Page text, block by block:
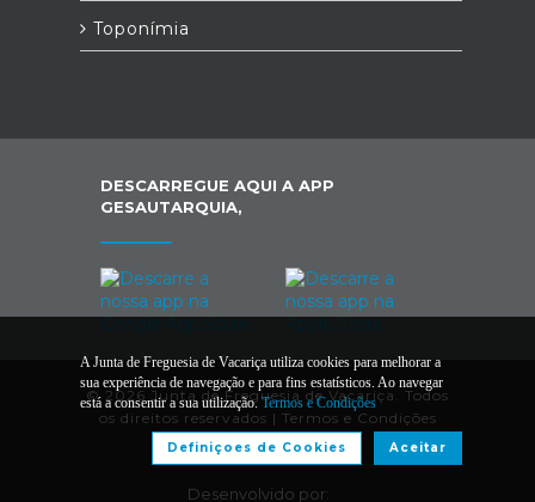
Toponímia
DESCARREGUE AQUI A APP
GESAUTARQUIA,
© 2026 Junta de Freguesia de Vacariça. Todos
os direitos reservados | Termos e Condições
Desenvolvido por:
A Junta de Freguesia de Vacariça utiliza cookies para melhorar a
sua experiência de navegação e para fins estatísticos. Ao navegar
está a consentir a sua utilização. Termos e Condições
Aceitar
Definiçoes de Cookies